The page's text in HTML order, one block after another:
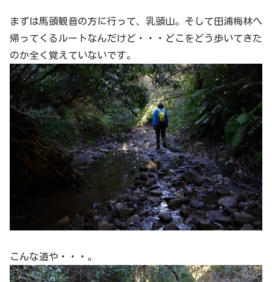
まずは馬頭観音の方に行って、乳頭山。そして田浦梅林へ
帰ってくるルートなんだけど・・・どこをどう歩いてきた
のか全く覚えていないです。
こんな道や・・・。